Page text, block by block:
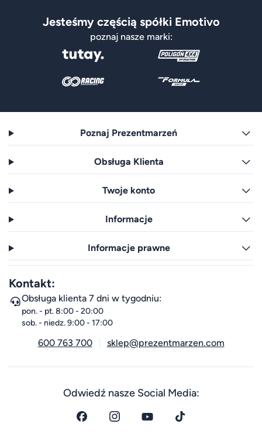
Jesteśmy częścią spółki Emotivo
poznaj nasze marki:
Poznaj Prezentmarzeń
Obsługa Klienta
Twoje konto
Informacje
Informacje prawne
Kontakt:
Obsługa klienta 7 dni w tygodniu:
pon. - pt. 8:00 - 20:00
sob. - niedz. 9:00 - 17:00
600 763 700 sklep@prezentmarzen.com
Odwiedź nasze Social Media: